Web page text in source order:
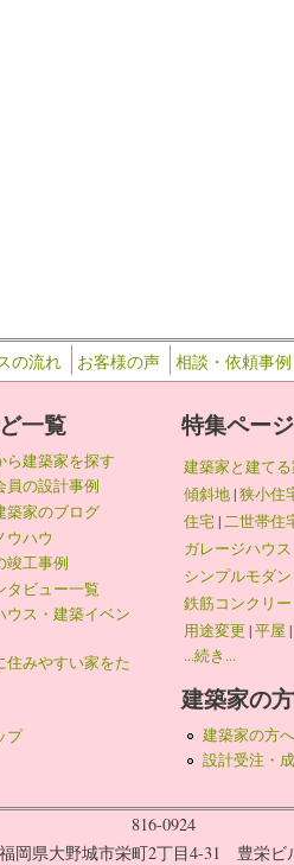
の流れ お客様の声 相談・依頼事例
一覧
ら建築家を探す
員の設計事例
築家のブログ
ウハウ
竣工事例
タビュー一覧
ウス・建築イベン
住みやすい家をた
プ
特集ページ
建築家と建て
傾斜地|狭小住
住宅|二世帯住
ガレージハウス
シンプルモダン
鉄筋コンクリ
用途変更 |平屋 |
...続き...
建築家の
建築家の方へ
設計受注・
816-0924
福岡県大野城市栄町2丁目4-31 豊栄ビ